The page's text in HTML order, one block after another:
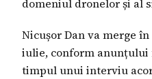
domeniul dronelor și al
Nicușor Dan va merge
iulie, conform
timpul unui interviu